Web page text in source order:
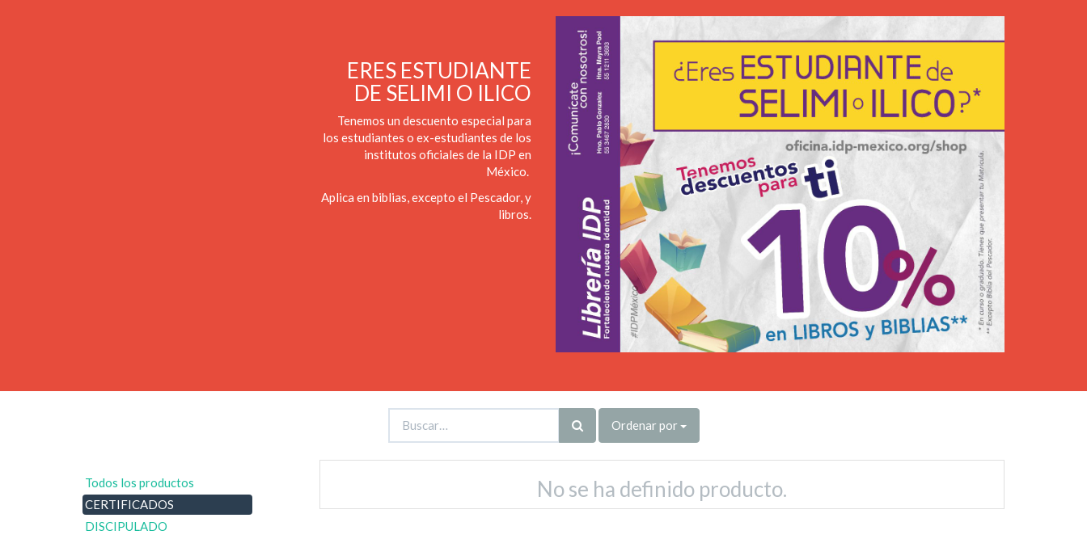
ERES ESTUDIANTE
DE SELIMI O ILICO
Tenemos un descuento especial para
los estudiantes o ex-estudiantes de los
institutos oficiales de la IDP en
México.
Aplica en biblias, excepto el Pescador, y
libros.
Ordenar por
Todos los productos
CERTIFICADOS
DISCIPULADO
No se ha definido producto.